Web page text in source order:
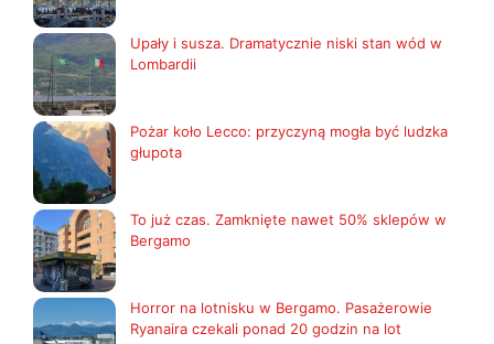
Upały i susza. Dramatycznie niski stan wód w
Lombardii
Pożar koło Lecco: przyczyną mogła być ludzka
głupota
To już czas. Zamknięte nawet 50% sklepów w
Bergamo
Horror na lotnisku w Bergamo. Pasażerowie
Ryanaira czekali ponad 20 godzin na lot